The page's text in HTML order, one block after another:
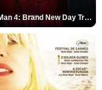
Spider-Man 4: Brand New Day Trailer (3) DF